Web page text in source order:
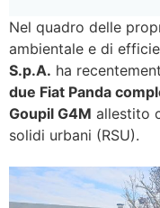
Nel quadro delle
ambientale e di
S.p.A. ha
due Fiat Panda
Goupil G4M allestito
solidi urbani (RSU).